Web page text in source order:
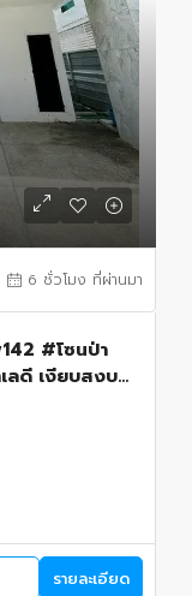
6 ชั่วโมง ที่ผ่านมา
#โซนป่า
ลดี เงียบสงบ
รายละเอียด